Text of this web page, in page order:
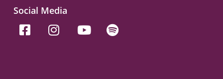
Social Media